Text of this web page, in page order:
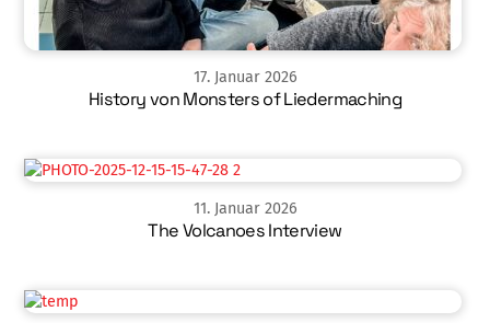
17. Januar 2026
History von Monsters of Liedermaching
11. Januar 2026
The Volcanoes Interview